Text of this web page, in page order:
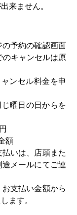
来ません。
予約の確認画面
のキャンセルは原
ンセル料金を申
曜日の日からを
額
いは、店頭また
メールにてご連
支払い金額から
ます。